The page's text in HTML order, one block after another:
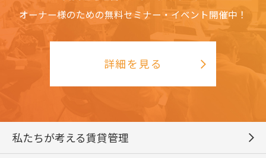
オーナー様のための無料セミナー・イベント開催中！
詳細を見る
私たちが考える賃貸管理